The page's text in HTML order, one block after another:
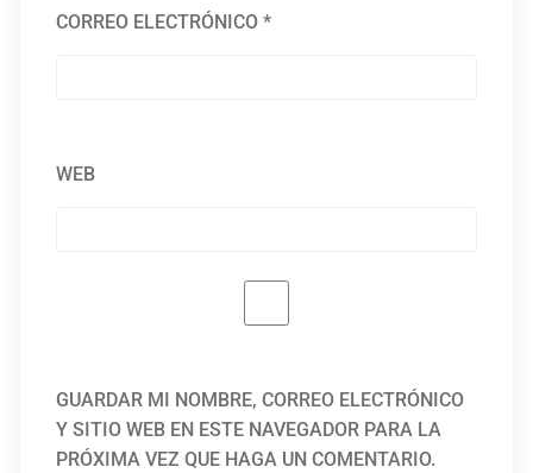
CORREO ELECTRÓNICO*
WEB
GUARDAR MI NOMBRE, CORREO ELECTRÓNICO
Y SITIO WEB EN ESTE NAVEGADOR PARA LA
PRÓXIMA VEZ QUE HAGA UN COMENTARIO.